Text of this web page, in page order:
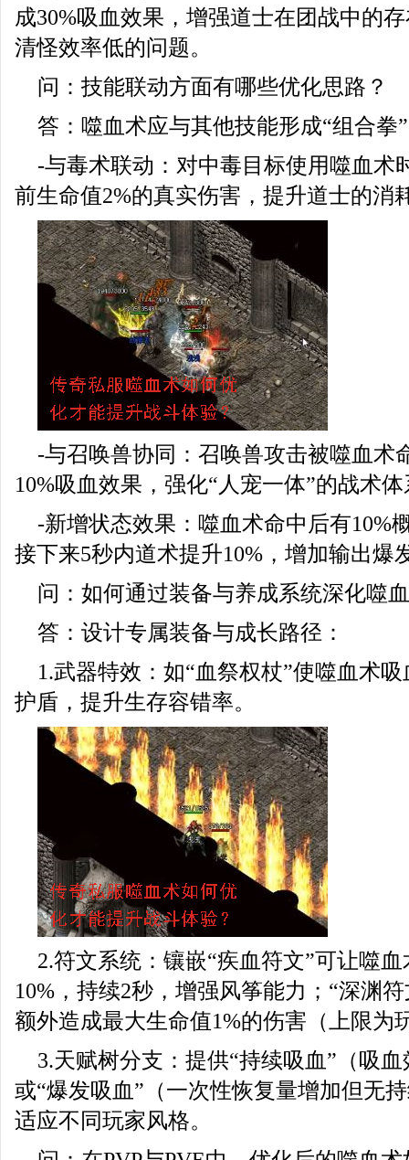
成30%吸血效果，增强道士在团战中的
清怪效率低的问题。
问：技能联动方面有哪些优化思路？
答：噬血术应与其他技能形成“组合拳
-与毒术联动：对中毒目标使用噬血术
前生命值2%的真实伤害，提升道士的消
-与召唤兽协同：召唤兽攻击被噬血术
10%吸血效果，强化“人宠一体”的战术
-新增状态效果：噬血术命中后有10%
接下来5秒内道术提升10%，增加输出爆
问：如何通过装备与养成系统深化噬
答：设计专属装备与成长路径：
1.武器特效：如“血祭权杖”使噬血术
护盾，提升生存容错率。
2.符文系统：镶嵌“疾血符文”可让噬
10%，持续2秒，增强风筝能力；“深渊
额外造成最大生命值1%的伤害（上限为
3.天赋树分支：提供“持续吸血”（吸
或“爆发吸血”（一次性恢复量增加但无
适应不同玩家风格。